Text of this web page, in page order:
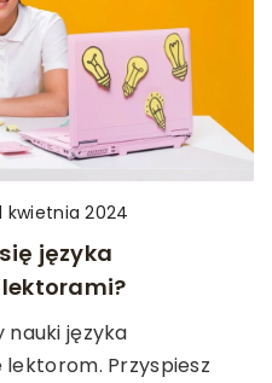
kwietnia 2024
języka
języka
Przyspiesz